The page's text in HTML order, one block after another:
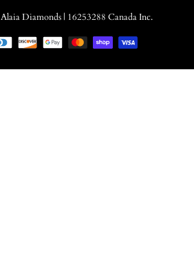
Alaia Diamonds| 16253288 Canada Inc.